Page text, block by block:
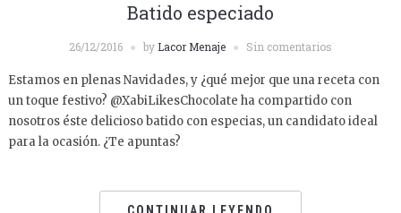
Batido especiado
26/12/2016 by Lacor Menaje Sin comentarios
Estamos en plenas Navidades, y ¿qué mejor que una receta con
un toque festivo? @XabiLikesChocolate ha compartido con
nosotros éste delicioso batido con especias, un candidato ideal
para la ocasión. ¿Te apuntas?